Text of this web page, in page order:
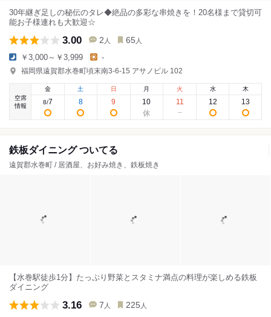
30年継ぎ足しの秘伝のタレ◆絶品の多彩な串焼きを！20名様まで貸切可
能お子様連れも大歓迎☆
3.00 2 人 65 人
￥3,000～￥3,999 -
福岡県遠賀郡水巻町頃末南3-6-15 アサノビル 102
空席
情報
金
8/7
土
8
日
9
月
10
火
11
水
12
木
13
鉄板ダイニング ついてる
遠賀郡水巻町 / 居酒屋、お好み焼き、鉄板焼き
【水巻駅徒歩1分】たっぷり野菜とスタミナ満点の料理が楽しめる鉄板
ダイニング
3.16 7 人 225 人